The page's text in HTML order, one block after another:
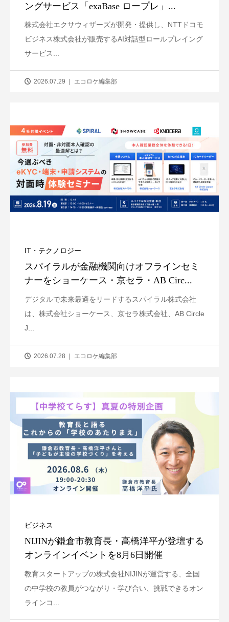
ングサービス「exaBase ロープレ」...
株式会社エクサウィザーズが開発・提供し、NTTドコモ
ビジネス株式会社が販売するAI対話型ロールプレイング
サービス...
2026.07.29 エコロケ編集部
IT・テクノロジー
スパイラルが金融機関向けオフラインセミ
ナーをショーケース・京セラ・AB Circ...
デジタルで未来最適をリードするスパイラル株式会社
は、株式会社ショーケース、京セラ株式会社、AB Circle
J...
2026.07.28 エコロケ編集部
ビジネス
NIJINが鎌倉市教育長・高橋洋平が登壇する
オンラインイベントを8月6日開催
教育スタートアップの株式会社NIJINが運営する、全国
の中学校の教員がつながり・学び合い、挑戦できるオン
ラインコ...